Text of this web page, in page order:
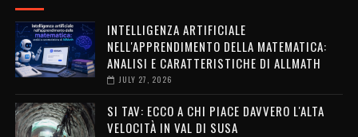
INTELLIGENZA ARTIFICIALE
NELL'APPRENDIMENTO DELLA MATEMATICA:
ANALISI E CARATTERISTICHE DI ALLMATH
JULY 27, 2026
SI TAV: ECCO A CHI PIACE DAVVERO L'ALTA
VELOCITÀ IN VAL DI SUSA